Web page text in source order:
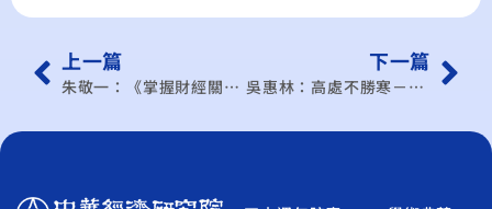
上一篇
朱敬一：《掌握財經關鍵》更新人事 等待機會 滿足人民期待
下一篇
吳惠林：高處不勝寒－－有感於迪拜塔的啟用